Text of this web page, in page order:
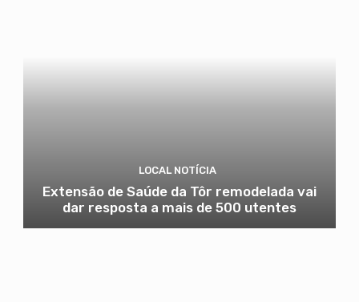
LOCAL NOTÍCIA
Extensão de Saúde da Tôr remodelada vai
dar resposta a mais de 500 utentes